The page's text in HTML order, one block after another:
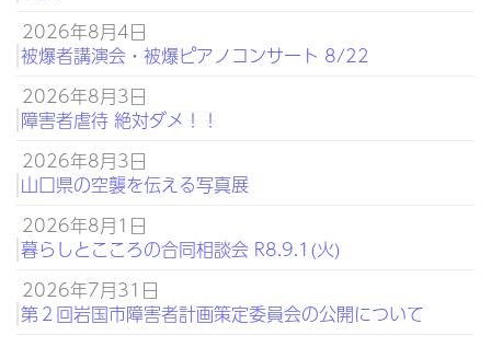
2026年8月4日
被爆者講演会・被爆ピアノコンサート 8/22
2026年8月3日
障害者虐待 絶対ダメ！！
2026年8月3日
山口県の空襲を伝える写真展
2026年8月1日
暮らしとこころの合同相談会 R8.9.1(火)
2026年7月31日
第２回岩国市障害者計画策定委員会の公開について